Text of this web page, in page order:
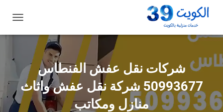
ب
ل
ل
ت
ن
شركات نقل عفش الفنطاس
50993677 شركة نقل عفش واثاث
منازل ومكاتب